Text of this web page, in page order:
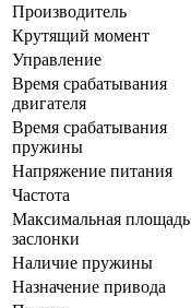
Производитель
Крутящий момент
Управление
Время срабатывания
двигателя
Время срабатывания
пружины
Напряжение питания
Частота
Максимальная площадь
заслонки
Наличие пружины
Назначение привода